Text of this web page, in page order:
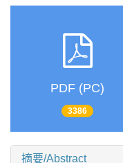
PDF (PC)
3386
摘要/Abstract